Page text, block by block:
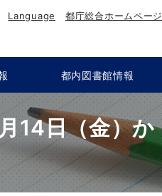
Language 都庁総合ホームページ
都内図書館情報
14日（金）か